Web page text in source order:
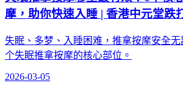
摩，助你快速入睡 | 香港中元堂跌
失眠、多梦、入睡困难，推拿按摩安全
个失眠推拿按摩的核心部位。
2026-03-05